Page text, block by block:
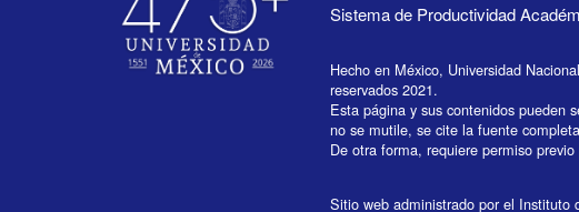
Sistema de Productividad
Hecho en México, Universidad
reservados 2021.
Esta página y sus contenidos pueden
no se mutile, se cite la fuente
De otra forma, requiere permiso
Sitio web administrado por el Instituto